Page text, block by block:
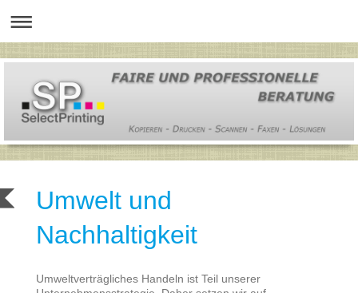
Umwelt und
Nachhaltigkeit
Umweltverträgliches Handeln ist Teil unserer